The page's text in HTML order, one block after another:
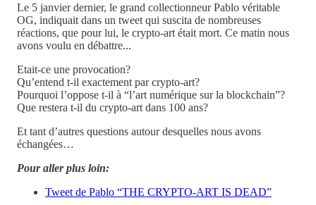
Le 5 janvier dernier, le grand collectionneur Pablo véritable
OG, indiquait dans un tweet qui suscita de nombreuses
réactions, que pour lui, le crypto-art était mort. Ce matin nous
avons voulu en débattre...
Etait-ce une provocation?
Qu’entend t-il exactement par crypto-art?
Pourquoi l’oppose t-il à “l’art numérique sur la blockchain”?
Que restera t-il du crypto-art dans 100 ans?
Et tant d’autres questions autour desquelles nous avons
échangées…
Pour aller plus loin:
Tweet de Pablo “THE CRYPTO-ART IS DEAD”